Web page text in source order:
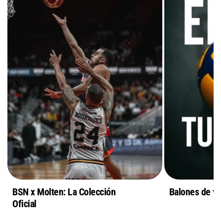
BSN x Molten: La Colección
Oficial
Balones de